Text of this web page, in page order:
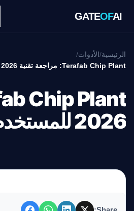
GATEOFAI
الرئيسية/ الأدوات/
Terafab Chip Plant: مراجعة تقنية 2026 للمستخدم العربي
2026 للمستخدم العربي